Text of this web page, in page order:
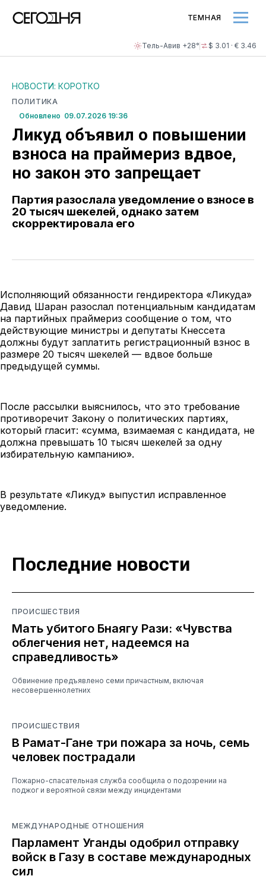
Тель-Авив +28° $ 3.01 · € 3.46
ТЕМНАЯ
НОВОСТИ: КОРОТКО
ПОЛИТИКА
Обновлено 09.07.2026 19:36
Ликуд объявил о повышении
взноса на праймериз вдвое,
но закон это запрещает
Партия разослала уведомление о взносе в
20 тысяч шекелей, однако затем
скорректировала его
Исполняющий обязанности гендиректора «Ликуда»
Давид Шаран разослал потенциальным кандидатам
на партийных праймериз сообщение о том, что
действующие министры и депутаты Кнессета
должны будут заплатить регистрационный взнос в
размере 20 тысяч шекелей — вдвое больше
предыдущей суммы.
После рассылки выяснилось, что это требование
противоречит Закону о политических партиях,
который гласит: «сумма, взимаемая с кандидата, не
должна превышать 10 тысяч шекелей за одну
избирательную кампанию».
В результате «Ликуд» выпустил исправленное
уведомление.
Последние новости
ПРОИСШЕСТВИЯ
Мать убитого Бнаягу Рази: «Чувства
облегчения нет, надеемся на
справедливость»
Обвинение предъявлено семи причастным, включая
несовершеннолетних
ПРОИСШЕСТВИЯ
В Рамат-Гане три пожара за ночь, семь
человек пострадали
Пожарно-спасательная служба сообщила о подозрении на
поджог и вероятной связи между инцидентами
МЕЖДУНАРОДНЫЕ ОТНОШЕНИЯ
Парламент Уганды одобрил отправку
войск в Газу в составе международных
сил